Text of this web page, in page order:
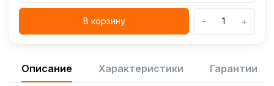
В корзину - +
Описание Характеристики Гарантии